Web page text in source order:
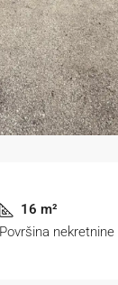
16 m²
Površina nekretnine